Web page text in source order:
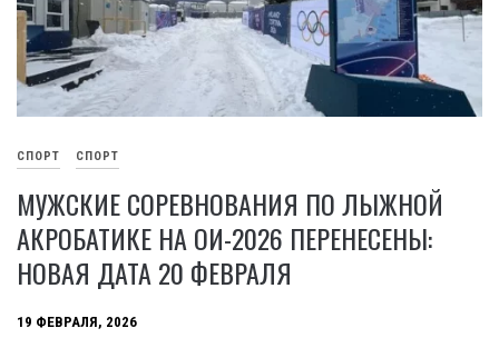
СПОРТ СПОРТ
МУЖСКИЕ СОРЕВНОВАНИЯ ПО ЛЫЖНОЙ
АКРОБАТИКЕ НА ОИ-2026 ПЕРЕНЕСЕНЫ:
НОВАЯ ДАТА 20 ФЕВРАЛЯ
19 ФЕВРАЛЯ, 2026